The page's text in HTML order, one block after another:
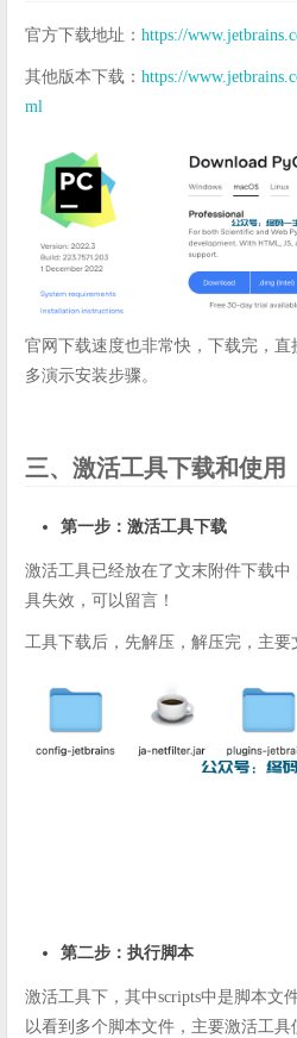
官方下载地址： https://
其他版本下载： https://
ml
官网下载速度也非常快，下载完，
多演示安装步骤。
三、激活工具下载和使用
第一步：激活工具下载
激活工具已经放在了文末附件下载
具失效，可以留言！
工具下载后，先解压，解压完，主要
第二步：执行脚本
激活工具下，其中scripts中是脚本文
以看到多个脚本文件，主要激活工具